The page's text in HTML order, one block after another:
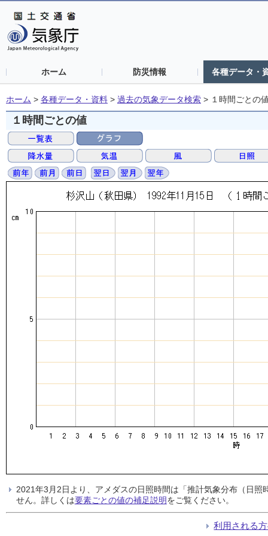
ホーム 防災情報 各種データ・
ホーム > 各種データ・資料 > 過去の気象データ検索 > １時間ごとの
１時間ごとの値
2021年3月2日より、アメダスの日照時間は「推計気象分布（日
せん。詳しくは要素ごとの値の補足説明をご覧ください。
利用される